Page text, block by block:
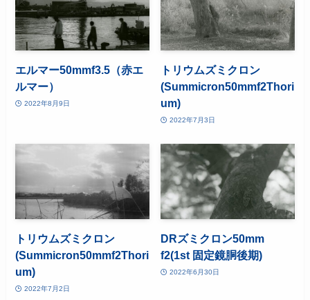
エルマー50mmf3.5（赤エ
ルマー）
2022年8月9日
トリウムズミクロン
(Summicron50mmf2Thori
um)
2022年7月3日
トリウムズミクロン
(Summicron50mmf2Thori
um)
2022年7月2日
DRズミクロン50mm
f2(1st 固定鏡胴後期)
2022年6月30日